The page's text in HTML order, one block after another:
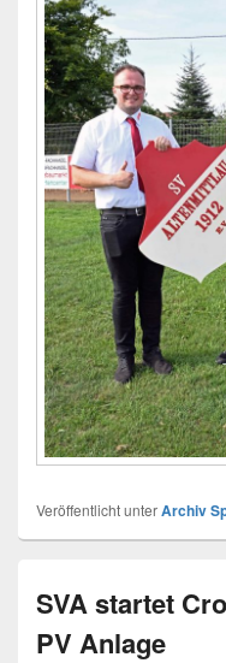
Veröffentlicht unterArchiv
SVA startet
PV Anlage